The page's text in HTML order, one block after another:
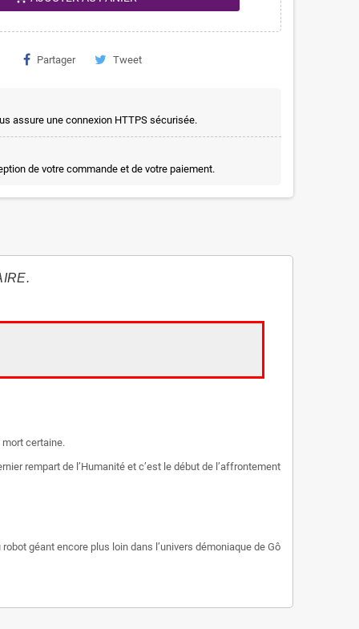
Partager Tweet
assure une connexion HTTPS sécurisée.
de votre commande et de votre paiement.
mort certaine.
rempart de l’Humanité et c’est le début de l’affrontement
géant encore plus loin dans l’univers démoniaque de Gô